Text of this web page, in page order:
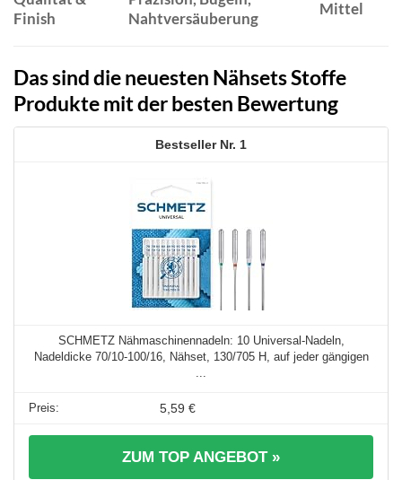
Finish
Nahtversäuberung
Mittel
Das sind die neuesten Nähsets Stoffe
Produkte mit der besten Bewertung
1
SCHMETZ Nähmaschinennadeln: 10 Universal-Nadeln,
Nadeldicke 70/10-100/16, Nähset, 130/705 H, auf jeder gängigen
...
5,59 €
ZUM TOP ANGEBOT »